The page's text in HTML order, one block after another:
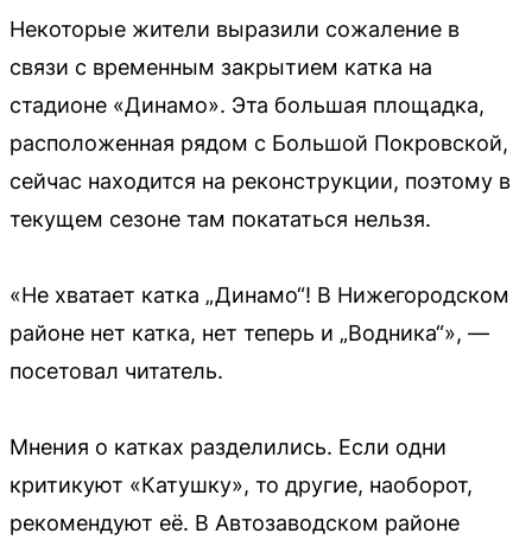
Некоторые жители выразили сожаление в
связи с временным закрытием катка на
стадионе «Динамо». Эта большая площадка,
расположенная рядом с Большой Покровской,
сейчас находится на реконструкции, поэтому в
текущем сезоне там покататься нельзя.
«Не хватает катка „Динамо“! В Нижегородском
районе нет катка, нет теперь и „Водника“», —
посетовал читатель.
Мнения о катках разделились. Если одни
критикуют «Катушку», то другие, наоборот,
рекомендуют её. В Автозаводском районе